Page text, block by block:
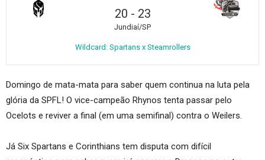
20 - 23
Jundiaí/SP
Wildcard: Spartans x Steamrollers
Domingo de mata-mata para saber quem continua na luta pela
glória da SPFL! O vice-campeão Rhynos tenta passar pelo
Ocelots e reviver a final (em uma semifinal) contra o Weilers.
Já Six Spartans e Corinthians tem disputa com difícil